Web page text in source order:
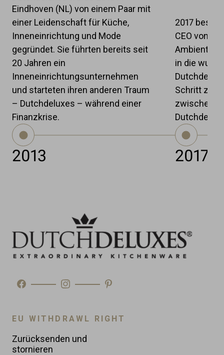
2013
Eindhoven (NL) von einem Paar mit
einer Leidenschaft für Küche,
Inneneinrichtung und Mode
gegründet. Sie führten bereits seit
20 Jahren ein
Inneneinrichtungsunternehmen
und starteten ihren anderen Traum
– Dutchdeluxes – während einer
Finanzkrise.
2017
2017
CEO von
Ambiente
in die
Schritt zur
zwischen
EU WITHDRAWL RIGHT
Zurücksenden und
stornieren